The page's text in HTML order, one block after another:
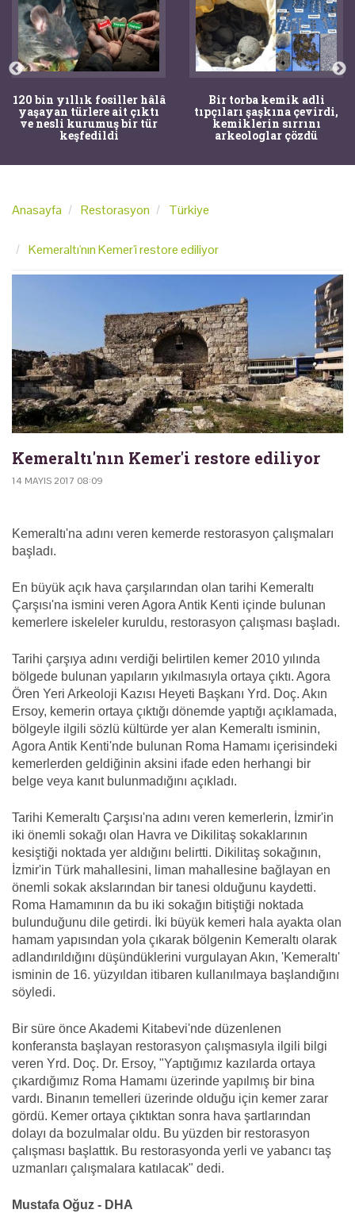
120 bin yıllık fosiller hâlâ
yaşayan türlere ait çıktı
ve nesli kurumuş bir tür
keşfedildi
Bir torba kemik adli
tıpçıları şaşkına çevirdi,
kemiklerin sırrını
arkeologlar çözdü
Anasayfa Restorasyon Türkiye
Kemeraltı'nın Kemer'i restore ediliyor
Kemeraltı'nın Kemer'i restore ediliyor
14 MAYIS 2017 08:09
Kemeraltı'na adını veren kemerde restorasyon çalışmaları
başladı.
En büyük açık hava çarşılarından olan tarihi Kemeraltı
Çarşısı'na ismini veren Agora Antik Kenti içinde bulunan
kemerlere iskeleler kuruldu, restorasyon çalışması başladı.
Tarihi çarşıya adını verdiği belirtilen kemer 2010 yılında
bölgede bulunan yapıların yıkılmasıyla ortaya çıktı. Agora
Ören Yeri Arkeoloji Kazısı Heyeti Başkanı Yrd. Doç. Akın
Ersoy, kemerin ortaya çıktığı dönemde yaptığı açıklamada,
bölgeyle ilgili sözlü kültürde yer alan Kemeraltı isminin,
Agora Antik Kenti'nde bulunan Roma Hamamı içerisindeki
kemerlerden geldiğinin aksini ifade eden herhangi bir
belge veya kanıt bulunmadığını açıkladı.
Tarihi Kemeraltı Çarşısı'na adını veren kemerlerin, İzmir'in
iki önemli sokağı olan Havra ve Dikilitaş sokaklarının
kesiştiği noktada yer aldığını belirtti. Dikilitaş sokağının,
İzmir'in Türk mahallesini, liman mahallesine bağlayan en
önemli sokak akslarından bir tanesi olduğunu kaydetti.
Roma Hamamının da bu iki sokağın bitiştiği noktada
bulunduğunu dile getirdi. İki büyük kemeri hala ayakta olan
hamam yapısından yola çıkarak bölgenin Kemeraltı olarak
adlandırıldığını düşündüklerini vurgulayan Akın, 'Kemeraltı'
isminin de 16. yüzyıldan itibaren kullanılmaya başlandığını
söyledi.
Bir süre önce Akademi Kitabevi'nde düzenlenen
konferansta başlayan restorasyon çalışmasıyla ilgili bilgi
veren Yrd. Doç. Dr. Ersoy, "Yaptığımız kazılarda ortaya
çıkardığımız Roma Hamamı üzerinde yapılmış bir bina
vardı. Binanın temelleri üzerinde olduğu için kemer zarar
gördü. Kemer ortaya çıktıktan sonra hava şartlarından
dolayı da bozulmalar oldu. Bu yüzden bir restorasyon
çalışması başlattık. Bu restorasyonda yerli ve yabancı taş
uzmanları çalışmalara katılacak" dedi.
Mustafa Oğuz - DHA